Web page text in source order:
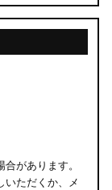
があります。
いただくか、メ